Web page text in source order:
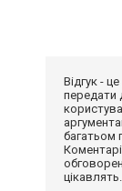
Відгук -
передати
багатьом
цікавлять.